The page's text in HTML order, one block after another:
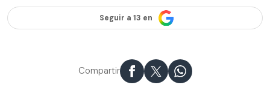
Seguir a 13 en
Compartir